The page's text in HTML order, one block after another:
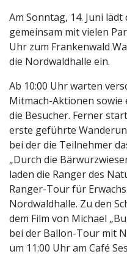
Am Sonntag, 14. Juni
gemeinsam mit vielen
Uhr zum Frankenwald
die Nordwaldhalle ein.
Ab 10:00 Uhr warten
Mitmach-Aktionen
die Besucher. Ferner
erste geführte
bei der die Teilnehmer
„Durch die
laden die Ranger des
Ranger-Tour für
Nordwaldhalle. Zu den
dem Film von Michael
bei der Ballon-Tour mit
um 11:00 Uhr am Café